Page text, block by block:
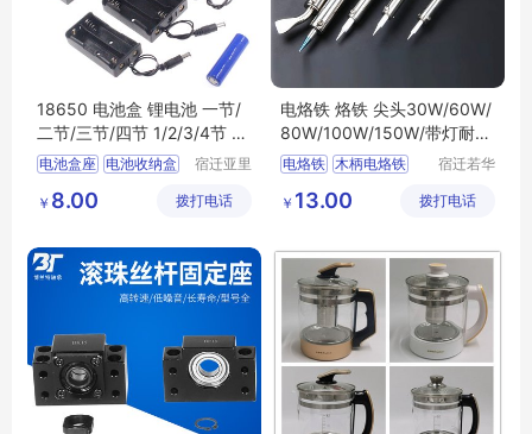
18650 电池盒 锂电池 一节/
二节/三节/四节 1/2/3/4节 并
联 串联
电池盒座 电池收纳盒
带线充电盒
宿迁亚里
务有限公
￥ 8.00 拨打电话
电烙铁 烙铁 尖头30W/60W/
80W/100W/150W/带灯耐高
温外热式电烙铁
电烙铁 木柄电烙铁
家用烙铁工具
宿迁若华
有限公司
￥ 13.00 拨打电话